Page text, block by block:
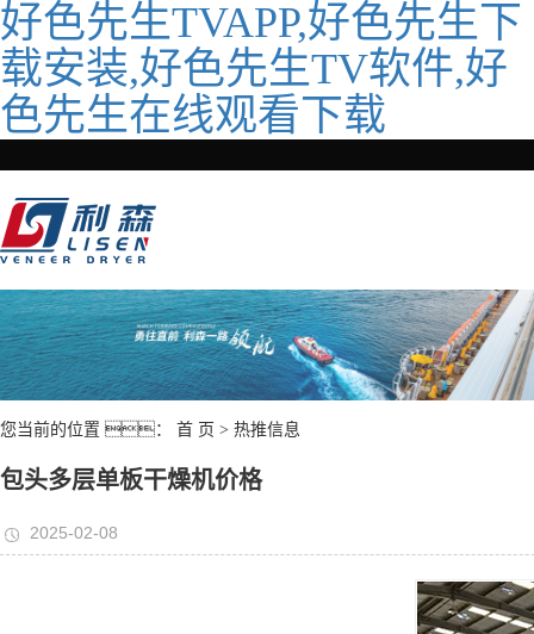
好色先生TVAPP,好色先生下
载安装,好色先生TV软件,好
色先生在线观看下载
您当前的位置 ： 首 页 > 热推信息
包头多层单板干燥机价格
2025-02-08